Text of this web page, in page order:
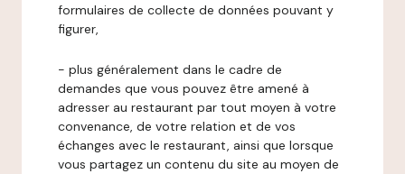
formulaires de collecte de données pouvant y
figurer,
- plus généralement dans le cadre de
demandes que vous pouvez être amené à
adresser au restaurant par tout moyen à votre
convenance, de votre relation et de vos
échanges avec le restaurant, ainsi que lorsque
vous partagez un contenu du site au moyen de